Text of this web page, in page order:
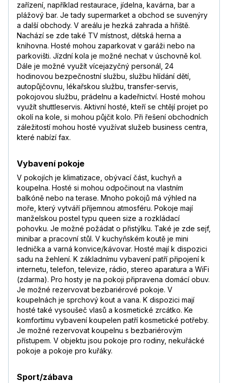
zařízení, například restaurace, jídelna, kavárna, bar a
plážový bar. Je tady supermarket a obchod se suvenýry
a další obchody. V areálu je hezká zahrada a hřiště.
Nachází se zde také TV místnost, dětská herna a
knihovna. Hosté mohou zaparkovat v garáži nebo na
parkovišti. Jízdní kola je možné nechat v úschovně kol.
Dále je možné využít vícejazyčný personál, 24
hodinovou bezpečnostní službu, službu hlídání dětí,
autopůjčovnu, lékařskou službu, transfer-servis,
pokojovou službu, prádelnu a kadeřnictví. Hosté mohou
využít shuttleservis. Aktivní hosté, kteří se chtějí projet po
okolí na kole, si mohou půjčit kolo. Při řešení obchodních
záležitostí mohou hosté využívat služeb business centra,
které nabízí fax.
Vybavení pokoje
V pokojích je klimatizace, obývací část, kuchyň a
koupelna. Hosté si mohou odpočinout na vlastním
balkóně nebo na terase. Mnoho pokojů má výhled na
moře, který vytváří příjemnou atmosféru. Pokoje mají
manželskou postel typu queen size a rozkládací
pohovku. Je možné požádat o přistýlku. Také je zde sejf,
minibar a pracovní stůl. V kuchyňském koutě je mini
lednička a varná konvice/kávovar. Hosté mají k dispozici
sadu na žehlení. K základnímu vybavení patří připojení k
internetu, telefon, televize, rádio, stereo aparatura a WiFi
(zdarma). Pro hosty je na pokoji připravena domácí obuv.
Je možné rezervovat bezbariérové pokoje. V
koupelnách je sprchový kout a vana. K dispozici mají
hosté také vysoušeč vlasů a kosmetické zrcátko. Ke
komfortímu vybavení koupelen patří kosmetické potřeby.
Je možné rezervovat koupelnu s bezbariérovým
přístupem. V objektu jsou pokoje pro rodiny, nekuřácké
pokoje a pokoje pro kuřáky.
Sport/zábava